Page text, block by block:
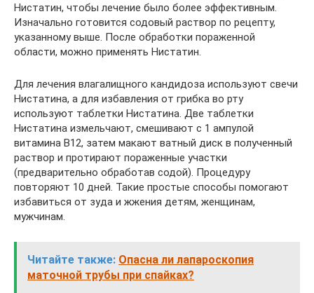
Нистатин, чтобы лечение было более эффективным.
Изначально готовится содовый раствор по рецепту,
указанному выше. После обработки пораженной
области, можно применять Нистатин.
Для лечения влагалищного кандидоза используют свечи
Нистатина, а для избавления от грибка во рту
используют таблетки Нистатина. Две таблетки
Нистатина измельчают, смешивают с 1 ампулой
витамина В12, затем макают ватный диск в полученный
раствор и протирают пораженные участки
(предварительно обработав содой). Процедуру
повторяют 10 дней. Такие простые способы помогают
избавиться от зуда и жжения детям, женщинам,
мужчинам.
Читайте также: Опасна ли лапароскопия
маточной трубы при спайках?